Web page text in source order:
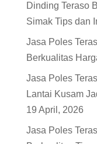
Dinding Teraso
Simak Tips dan
Jasa Poles
Berkualitas
Jasa Poles
Lantai Kusam
19 April, 2026
Jasa Poles